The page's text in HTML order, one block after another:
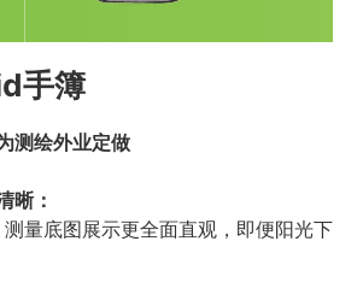
手簿
测绘外业定做
晰：
量底图展示更全面直观，即便阳光下